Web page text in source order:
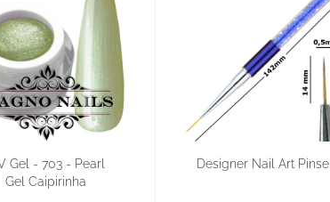
Gel - 703 - Pearl
Gel Caipirinha
Designer Nail Art Pinsel